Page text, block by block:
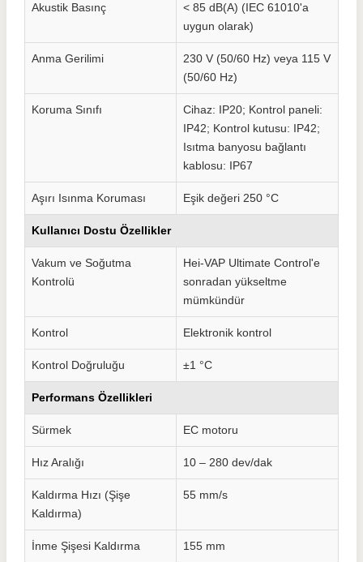
Akustik Basınç
< 85 dB(A) (IEC 61010'a
uygun olarak)
Anma Gerilimi
230 V (50/60 Hz) veya 115 V
(50/60 Hz)
Koruma Sınıfı
Cihaz: IP20; Kontrol paneli:
IP42; Kontrol kutusu: IP42;
Isıtma banyosu bağlantı
kablosu: IP67
Aşırı Isınma Koruması Eşik değeri 250 °C
Kullanıcı Dostu Özellikler
Vakum ve Soğutma
Kontrolü
Hei-VAP Ultimate Control'e
sonradan yükseltme
mümkündür
Kontrol Elektronik kontrol
Kontrol Doğruluğu ±1 °C
Performans Özellikleri
Sürmek EC motoru
Hız Aralığı 10 – 280 dev/dak
Kaldırma Hızı (Şişe
Kaldırma)
55 mm/s
İnme Şişesi Kaldırma 155 mm